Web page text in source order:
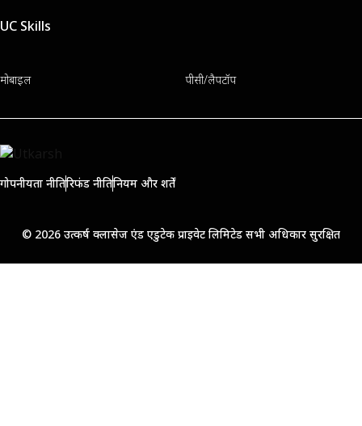
UC Skills
मोबाइल पीसी/लैपटॉप
गोपनीयता नीतिरिफंड नीतिनियम और शर्तें
© 2026 उत्कर्ष क्लासेज एंड एडुटेक प्राइवेट लिमिटेड सभी अधिकार सुरक्षित